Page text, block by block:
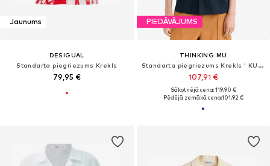
Jaunums
DESIGUAL
Standarta piegriezums Krekls
79,95 €
PIEDĀVĀJUMS
THINKING MU
Standarta piegriezums Krekls ' KURTIS '
107,91 €
Sākotnējā cena: 119,90 €
Pēdējā zemākā cena:101,92 €